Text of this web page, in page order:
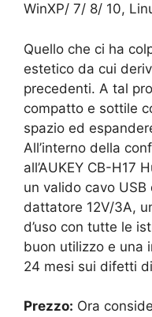
WinXP/ 7/ 8/ 10,
Quello che ci ha
estetico da cui
precedenti. A tal
compatto e sottile
spazio ed
All’interno della
all’AUKEY CB-H17
un valido cavo
dattatore 12V/3A,
d’uso con tutte le
buon utilizzo e una
24 mesi sui difetti
Prezzo: Ora